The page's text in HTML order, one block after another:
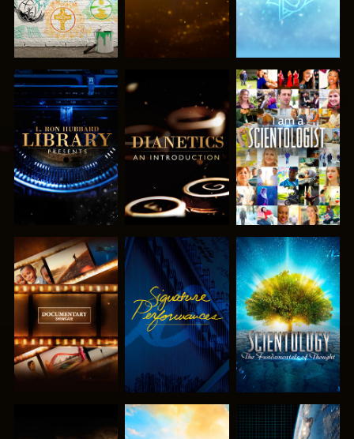
UTFORSKA
SERIEN
UTFORSKA
SERIEN
TITTA
UTFORSKA
SERIEN
TITTA
UTFORSKA
SERIEN